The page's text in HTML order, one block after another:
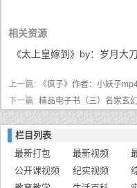
相关资源
《太上皇嫁到》by：岁月大
上一篇:
《疯子》作者：小妖子
下一篇: 精品电子书（三）名家玄
栏目列表
最新打包
最新视频
公开课视频
纪实视频